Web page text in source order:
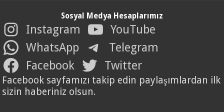
Sosyal Medya Hesaplarımız
Instagram
YouTube
WhatsApp
Telegram
Facebook
Twitter
Facebook sayfamızı takip edin paylaşımlardan ilk
sizin haberiniz olsun.